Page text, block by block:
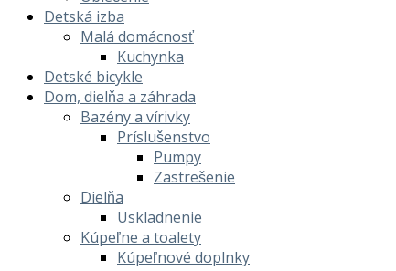
Detská izba
Malá domácnosť
Kuchynka
Detské bicykle
Dom, dielňa a záhrada
Bazény a vírivky
Príslušenstvo
Pumpy
Zastrešenie
Dielňa
Uskladnenie
Kúpeľne a toalety
Kúpeľnové doplnky